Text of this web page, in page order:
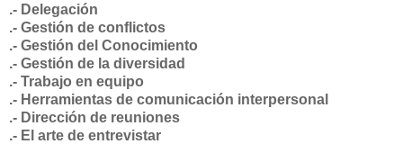
.- Delegación
.- Gestión de conflictos
.- Gestión del Conocimiento
.- Gestión de la diversidad
.- Trabajo en equipo
.- Herramientas de comunicación interpersonal
.- Dirección de reuniones
.- El arte de entrevistar